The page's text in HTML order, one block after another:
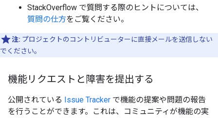
StackOverflow で質問する際のヒントについては、
質問の仕方をご覧ください。
注: プロジェクトのコントリビューターに直接メールを送信しない
でください。
機能リクエストと障害を提出する
公開されている Issue Tracker で機能の提案や問題の報告
を行うことができます。これは、コミュニティが機能の実